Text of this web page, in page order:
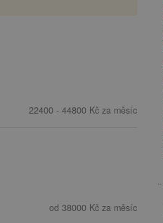
22400 - 44800 Kč za měsíc
od 38000 Kč za měsíc